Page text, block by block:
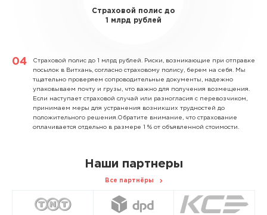
Страховой полис до
1 млрд рублей
Страховой полис до 1 млрд рублей.
Риски, возникающие при отправке
посылок в Витхань, согласно страховому полису, берем на себя. Мы
тщательно проверяем сопроводительные документы, надежно
упаковываем почту и грузы, что важно для получения возмещения.
Если наступает страховой случай или разногласия с перевозчиком,
принимаем меры для устранения возникших трудностей до
положительного решения.Обратите внимание, что страхование
оплачивается отдельно в размере 1 % от объявленной стоимости.
Наши партнеры
Все партнёры